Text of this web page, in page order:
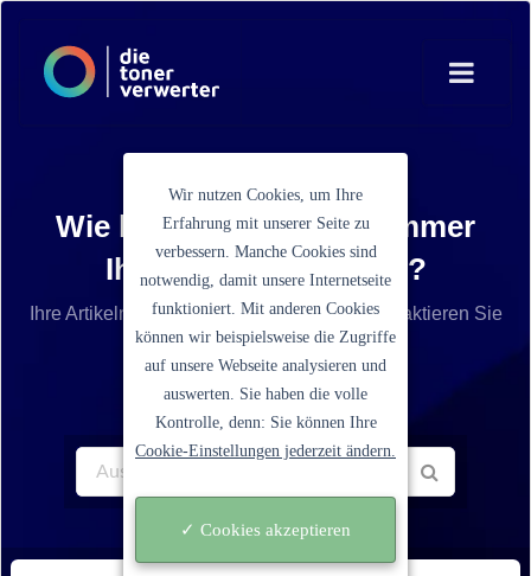
Wie lautet die Artikelnummer
Ihrer Tonerkartusche?
Ihre Artikelnummer ist nicht aufgelistet? Kontaktieren Sie
unseren Service.
Wir nutzen Cookies, um Ihre
Erfahrung mit unserer Seite zu
verbessern. Manche Cookies sind
notwendig, damit unsere Internetseite
funktioniert. Mit anderen Cookies
können wir beispielsweise die Zugriffe
auf unsere Webseite analysieren und
auswerten. Sie haben die volle
Kontrolle, denn: Sie können Ihre
Cookie-Einstellungen jederzeit ändern.
✓ Cookies akzeptieren